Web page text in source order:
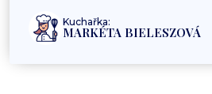
Kuchařka:
MARKÉTA BIELESZOVÁ